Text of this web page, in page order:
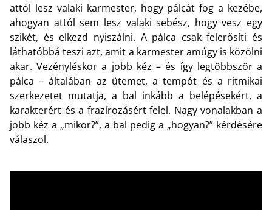
attól lesz valaki karmester, hogy pálcát fog a kezébe,
ahogyan attól sem lesz valaki sebész, hogy vesz egy
szikét, és elkezd nyiszálni. A pálca csak felerősíti és
láthatóbbá teszi azt, amit a karmester amúgy is közölni
akar. Vezényléskor a jobb kéz – és így legtöbbször a
pálca – általában az ütemet, a tempót és a ritmikai
szerkezetet mutatja, a bal inkább a belépésekért, a
karakterért és a frazírozásért felel. Nagy vonalakban a
jobb kéz a „mikor?”, a bal pedig a „hogyan?” kérdésére
válaszol.